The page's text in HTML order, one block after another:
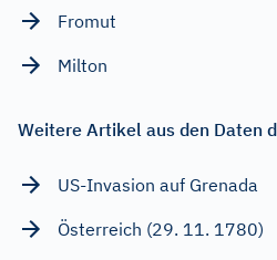
Fromut
Milton
Weitere Artikel aus den Daten
US-Invasion auf Grenada
Österreich (29. 11. 1780)